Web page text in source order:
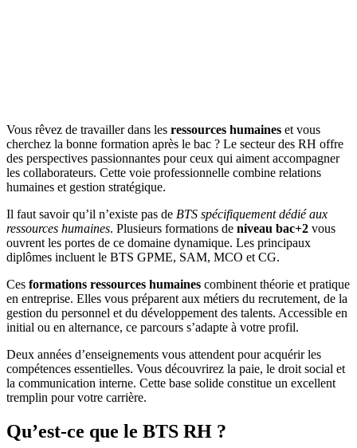
Vous rêvez de travailler dans les ressources humaines et vous
cherchez la bonne formation après le bac ? Le secteur des RH offre
des perspectives passionnantes pour ceux qui aiment accompagner
les collaborateurs. Cette voie professionnelle combine relations
humaines et gestion stratégique.
Il faut savoir qu’il n’existe pas de BTS spécifiquement dédié aux
ressources humaines. Plusieurs formations de niveau bac+2 vous
ouvrent les portes de ce domaine dynamique. Les principaux
diplômes incluent le BTS GPME, SAM, MCO et CG.
Ces formations ressources humaines combinent théorie et pratique
en entreprise. Elles vous préparent aux métiers du recrutement, de la
gestion du personnel et du développement des talents. Accessible en
initial ou en alternance, ce parcours s’adapte à votre profil.
Deux années d’enseignements vous attendent pour acquérir les
compétences essentielles. Vous découvrirez la paie, le droit social et
la communication interne. Cette base solide constitue un excellent
tremplin pour votre carrière.
Qu’est-ce que le BTS RH ?